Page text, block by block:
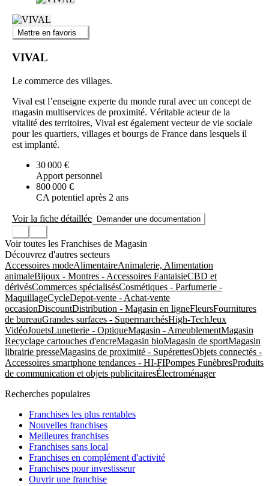
Mettre en favoris
VIVAL
Le commerce des villages.
Vival est l’enseigne experte du monde rural avec un concept de
magasin multiservices de proximité. Véritable acteur de la
vitalité des territoires, Vival est également vecteur de vie sociale
pour les quartiers, villages et bourgs de France dans lesquels il
est implanté.
30 000 €
Apport personnel
800 000 €
CA potentiel après 2 ans
Voir la fiche détaillée Demander une documentation
Voir toutes les Franchises de Magasin
Découvrez d'autres secteurs
Accessoires modeAlimentaireAnimalerie, Alimentation
animaleBijoux - Montres - Accessoires FantaisieCBD et
dérivésCommerces spécialisésCosmétiques - Parfumerie -
MaquillageCycleDepot-vente - Achat-vente
occasionDiscountDistribution - Magasin en ligneFleursFournitures
de bureauGrandes surfaces - SupermarchésHigh-TechJeux
VidéoJouetsLunetterie - OptiqueMagasin - AmeublementMagasin
Recyclage cartouches d'encreMagasin bioMagasin de sportMagasin
librairie presseMagasins de proximité - SupérettesObjets connectés -
Accessoires smartphone tendances - HI-FIPompes FunèbresProduits
de communication et objets publicitairesÉlectroménager
Recherches populaires
Franchises les plus rentables
Nouvelles franchises
Meilleures franchises
Franchises sans local
Franchises en complément d'activité
Franchises pour investisseur
Ouvrir une franchise